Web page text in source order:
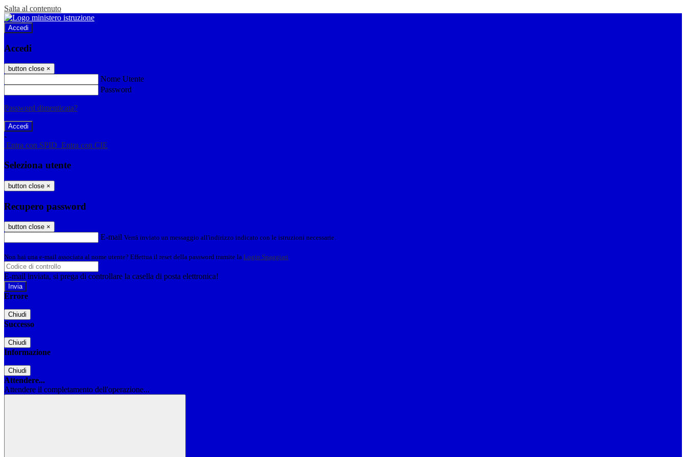
Salta al contenuto
Accedi
Accedi
button close ×
Nome Utente
Password
Password dimenticata?
-
Entra con SPID Entra con CIE
Seleziona utente
button close ×
Recupero password
button close ×
E-mail Verrà inviato un messaggio all'indirizzo indicato con le istruzioni necessarie.
Non hai una e-mail associata al nome utente? Effettua il reset della password tramite la Login Spaggiari
E-mail inviata, si prega di controllare la casella di posta elettronica!
Errore
Chiudi
Successo
Chiudi
Informazione
Chiudi
Attendere...
Attendere il completamento dell'operazione...